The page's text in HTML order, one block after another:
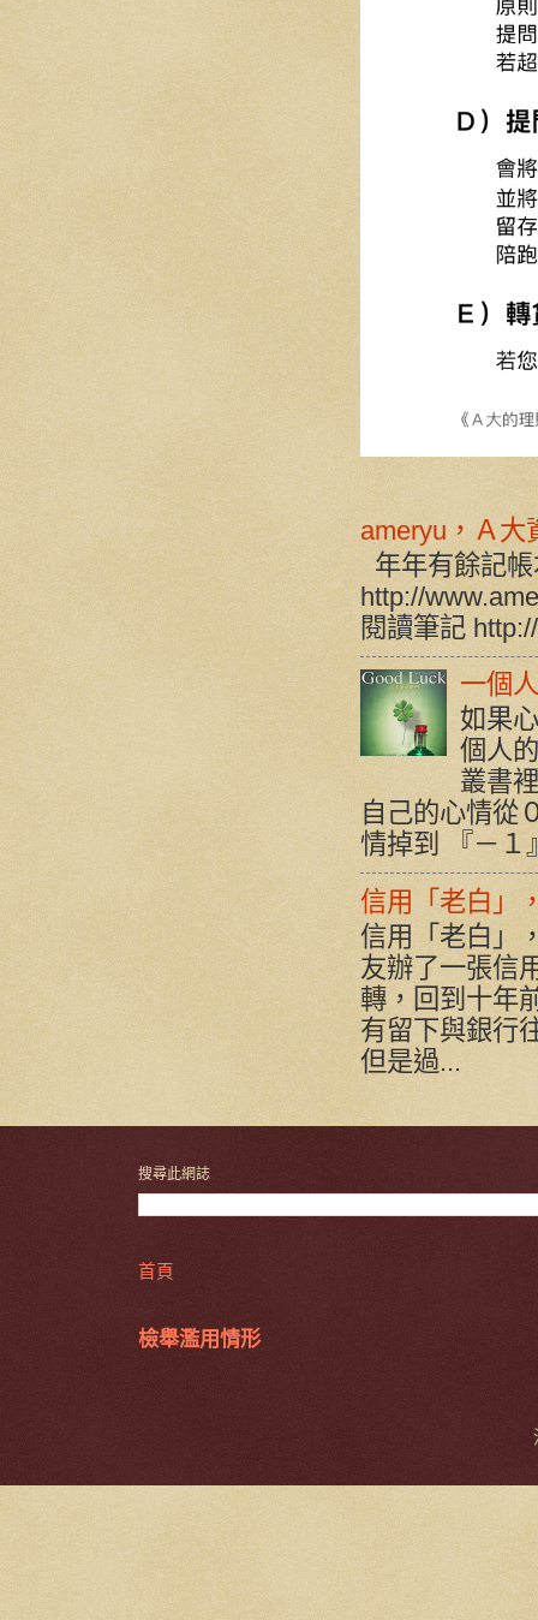
ameryu，Ａ大
年年有餘記
http://
閱讀筆記
一個
如果
個人
叢書
自己的心情從
情掉到 『－１
信用「老白」
信用「老白」
友辦了一張信
轉，回到十年
有留下與銀行
但是過...
搜尋此網誌
首頁
檢舉濫用情形